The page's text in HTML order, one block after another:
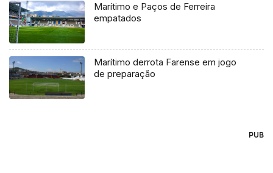
Marítimo e Paços de Ferreira
empatados
Marítimo derrota Farense em jogo
de preparação
PUB